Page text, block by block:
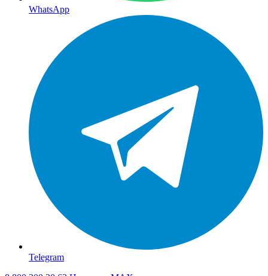
WhatsApp
Telegram